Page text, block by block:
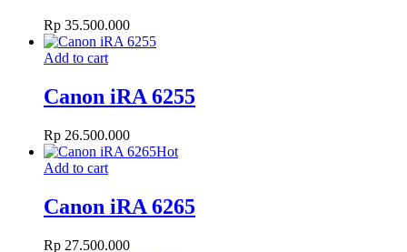
Rp 35.500.000
Add to cart
Canon iRA 6255
Rp 26.500.000
Hot
Add to cart
Canon iRA 6265
Rp 27.500.000